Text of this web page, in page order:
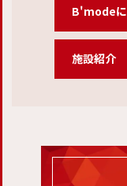
B'mode
施設紹介